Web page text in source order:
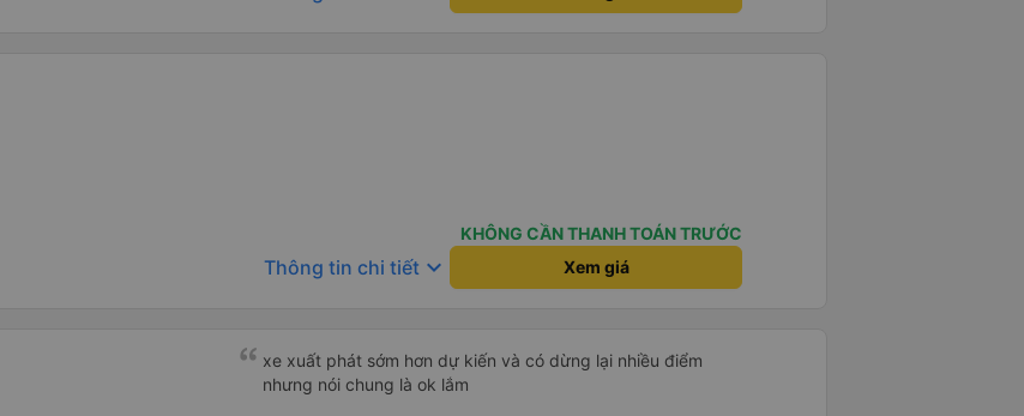
KHÔNG CẦN THANH TOÁN TRƯỚC
Thông tin chi tiết keyboard_arrow_down Xem giá
xe xuất phát sớm hơn dự kiến và có dừng lại nhiều điểm
nhưng nói chung là ok lắm